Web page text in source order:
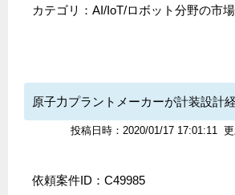
カテゴリ： AI/IoT/ロボット分野の市
原子力プラントメーカーが計装設計
投稿日時：2020/01/17 17:01:11
依頼案件ID：C49985